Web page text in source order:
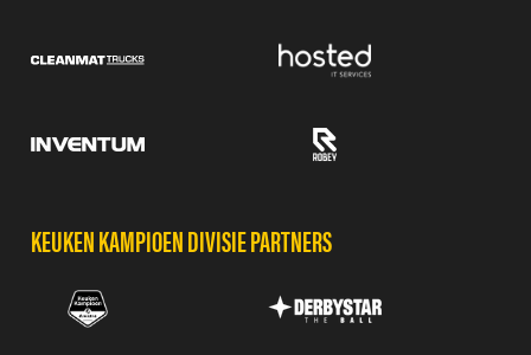
KEUKEN KAMPIOEN DIVISIE PARTNERS